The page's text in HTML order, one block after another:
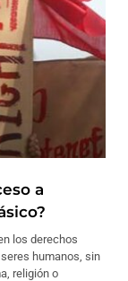
a
los derechos
humanos, sin
religión o